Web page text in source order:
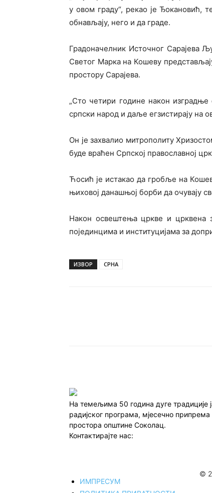
у овом граду“, рекао је Ђокановић,
обнављају, него и да граде.
Градоначелник Источног Сарајева
Светог Марка на Кошеву
простору Сарајева.
„Сто четири године након
српски народ и даље егзистирају на
Он је захвалио митрополиту
буде враћен Српској православној
Ћосић је истакао да гробље на
њиховој данашњој борби да очувају
Након освештења цркве и црквена
појединцима и институцијама за
ИЗВОР СРНА
На темељима 50 година дуге традиције
радијског програма, мјесечно
простора општине Соколац.
Контактирајте нас:
ИМПРЕСУМ
©